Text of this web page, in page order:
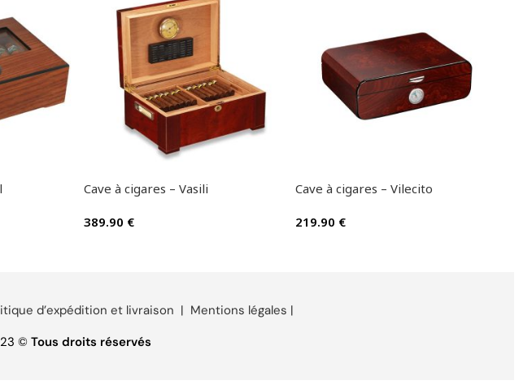
Cave à cigares – Vasili
389.90 €
Cave à cigares – Vilecito
219.90 €
d’expédition et livraison | Mentions légales |
© Tous droits réservés